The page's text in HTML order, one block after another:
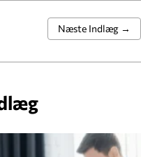
Næste Indlæg →